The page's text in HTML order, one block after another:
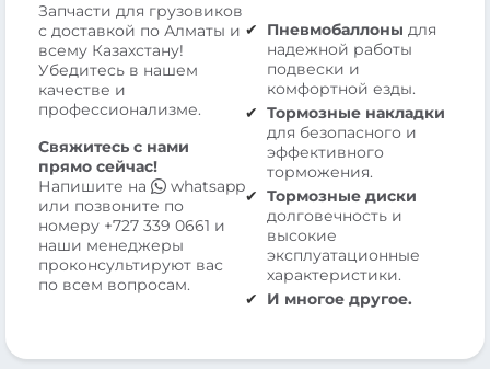
Запчасти для грузовиков
с доставкой по Алматы и
всему Казахстану!
Убедитесь в нашем
качестве и
профессионализме.
Свяжитесь с нами
прямо сейчас!
Напишите на
whatsapp
или позвоните по
номеру +727 339 0661 и
наши менеджеры
проконсультируют вас
по всем вопросам.
Пневмобаллоны для
надежной работы
подвески и
комфортной езды.
Тормозные накладки
для безопасного и
эффективного
торможения.
Тормозные диски
долговечность и
высокие
эксплуатационные
характеристики.
И многое другое.